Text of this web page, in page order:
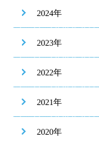
2024年
2023年
2022年
2021年
2020年